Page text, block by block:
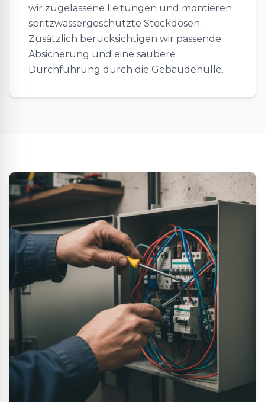
wir zugelassene Leitungen und montieren
spritzwassergeschützte Steckdosen.
Zusätzlich berücksichtigen wir passende
Absicherung und eine saubere
Durchführung durch die Gebäudehülle.